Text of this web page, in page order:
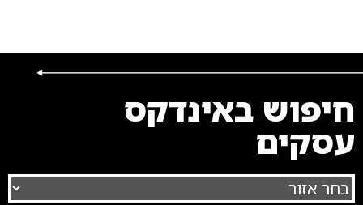
חיפוש באינדקס
עסקים